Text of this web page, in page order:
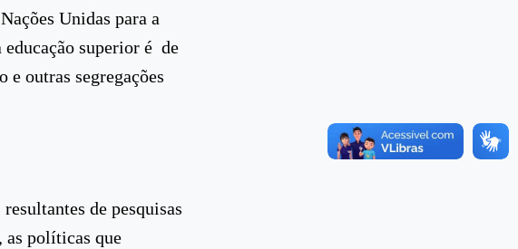
Unidas para a
superior é de
e outras segregações
de pesquisas
as políticas que